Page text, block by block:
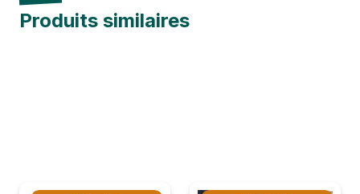
Produits similaires